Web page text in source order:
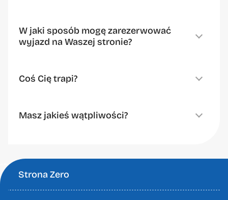
W jaki sposób mogę zarezerwować
wyjazd na Waszej stronie?
Coś Cię trapi?
Masz jakieś wątpliwości?
Strona Zero